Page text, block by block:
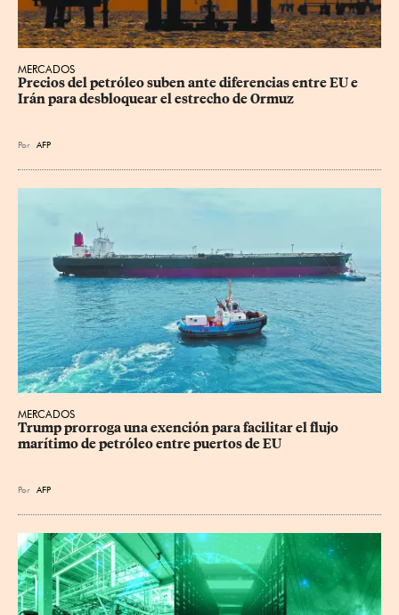
MERCADOS
Precios del petróleo suben ante diferencias entre EU e
Irán para desbloquear el estrecho de Ormuz
Por AFP
MERCADOS
Trump prorroga una exención para facilitar el flujo
marítimo de petróleo entre puertos de EU
Por AFP